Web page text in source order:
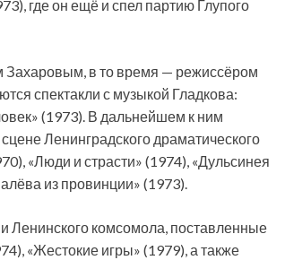
где он ещё и спел партию Глупого
Захаровым, в то время — режиссёром
спектакли с музыкой Гладкова:
(1973). В дальнейшем к ним
Ленинградского драматического
«Люди и страсти» (1974), «Дульсинея
из провинции» (1973).
Ленинского комсомола, поставленные
«Жестокие игры» (1979), а также